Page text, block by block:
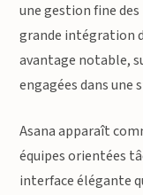
une gestion fine des
grande intégration
avantage notable,
engagées dans une
Asana apparaît
équipes orientées
interface élégante